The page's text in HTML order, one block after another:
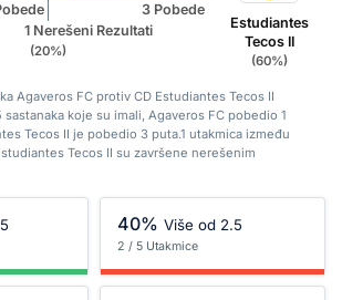
1 Nerešeni Rezultati
(20%)
3 Pobede
Estudiantes
Tecos II
(60%)
Agaveros FC protiv CD Estudiantes Tecos II
koje su imali, Agaveros FC pobedio 1
Tecos II je pobedio 3 puta.1 utakmica između
Tecos II su završene nerešenim
40% Više od 2.5
2 / 5 Utakmice